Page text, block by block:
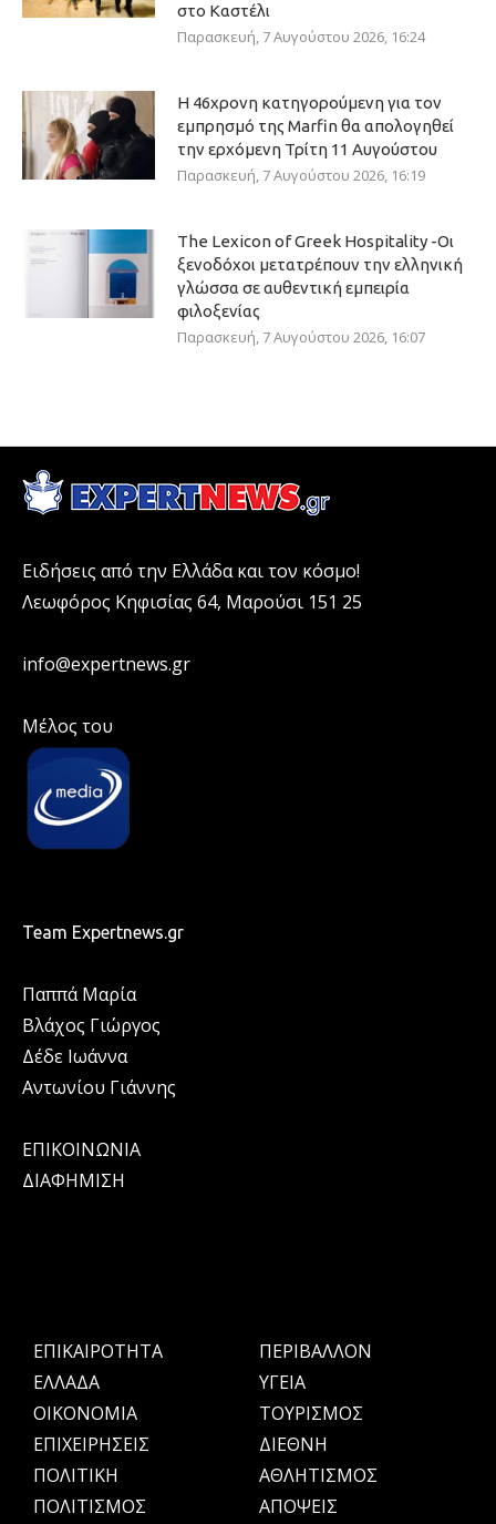
στο Καστέλι
Παρασκευή, 7 Αυγούστου 2026, 16:24
Η 46χρονη κατηγορούμενη για τον
εμπρησμό της Marfin θα απολογηθεί
την ερχόμενη Τρίτη 11 Αυγούστου
Παρασκευή, 7 Αυγούστου 2026, 16:19
The Lexicon of Greek Hospitality -Οι
ξενοδόχοι μετατρέπουν την ελληνική
γλώσσα σε αυθεντική εμπειρία
φιλοξενίας
Παρασκευή, 7 Αυγούστου 2026, 16:07
Ειδήσεις από την Ελλάδα και τον κόσμο!
Λεωφόρος Κηφισίας 64, Μαρούσι 151 25
info@expertnews.gr
Μέλος του
Team Expertnews.gr
Παππά Μαρία
Βλάχος Γιώργος
Δέδε Ιωάννα
Αντωνίου Γιάννης
ΕΠΙΚΟΙΝΩΝΙΑ
ΔΙΑΦΗΜΙΣΗ
ΕΠΙΚΑΙΡΟΤΗΤΑ
ΕΛΛΑΔΑ
OIKONOMIA
ΕΠΙΧΕΙΡΗΣΕΙΣ
ΠΟΛΙΤΙΚΗ
ΠΟΛΙΤΙΣΜΟΣ
ΠΕΡΙΒΑΛΛΟΝ
ΥΓΕΙΑ
ΤΟΥΡΙΣΜΟΣ
ΔΙΕΘΝΗ
ΑΘΛΗΤΙΣΜΟΣ
ΑΠΟΨΕΙΣ